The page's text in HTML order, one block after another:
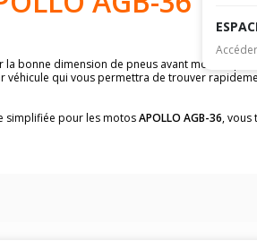
bonne dimension de pneus avant moto et
véhicule qui vous permettra de trouver
simplifiée pour les motosAPOLLO AGB-36, vous
sur le flanc des pneumatiques, dans le carnet